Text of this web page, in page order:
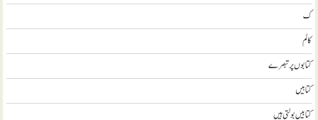
ک
کالم
کتابوں پر تبصرے
کتابيں
کتابیں بولتی ہیں